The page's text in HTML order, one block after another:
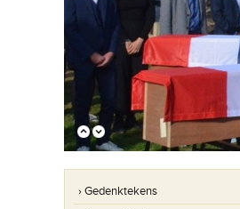
› Gedenktekens